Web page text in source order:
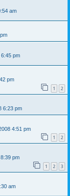
am
pm
pm
1 2
6:23 pm
4:51 pm
1 2
pm
1 2 3
am